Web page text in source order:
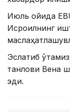
Июль ойида
Исроилнинг
Эслатиб
танлови Вена
эди.